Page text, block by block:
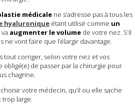
médicale ne s’adresse pas à tous les
hyaluronique étant utilisé comme un
va augmenter le volume de votre nez. S’il
vont faire que l’élargir davantage.
tout corriger, selon votre nez et vos
de passer par la chirurgie pour
chagrine.
votre médecin, qu’il ou elle sache
large.